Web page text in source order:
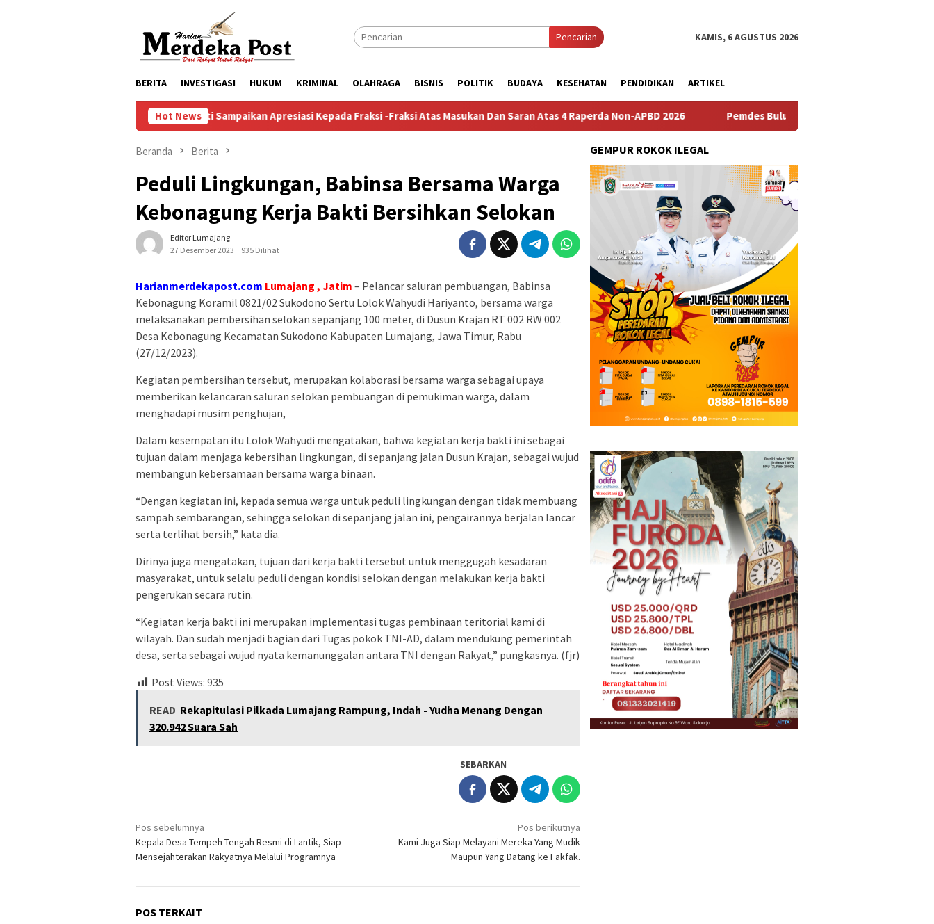
Pencarian KAMIS, 6 AGUSTUS 2026
BERITA INVESTIGASI HUKUM KRIMINAL OLAHRAGA BISNIS POLITIK BUDAYA KESEHATAN PENDIDIKAN ARTIKEL
Hot News
Mas Bupati Sampaikan Apresiasi Kepada Fraksi -Fraksi Atas Masukan Dan Saran Atas 4 Raperda Non-APBD 2026 Pemdes Bulusari Gelar Musrenbangdes Tentang
Beranda Berita
Peduli Lingkungan, Babinsa Bersama Warga
Kebonagung Kerja Bakti Bersihkan Selokan
Editor Lumajang
27 Desember 2023
935 Dilihat
Harianmerdekapost.com Lumajang , Jatim – Pelancar saluran pembuangan, Babinsa
Kebonagung Koramil 0821/02 Sukodono Sertu Lolok Wahyudi Hariyanto, bersama warga
melaksanakan pembersihan selokan sepanjang 100 meter, di Dusun Krajan RT 002 RW 002
Desa Kebonagung Kecamatan Sukodono Kabupaten Lumajang, Jawa Timur, Rabu
(27/12/2023).
Kegiatan pembersihan tersebut, merupakan kolaborasi bersama warga sebagai upaya
memberikan kelancaran saluran selokan pembuangan di pemukiman warga, dalam
menghadapi musim penghujan,
Dalam kesempatan itu Lolok Wahyudi mengatakan, bahwa kegiatan kerja bakti ini sebagai
tujuan dalam menjaga kebersihan lingkungan, di sepanjang jalan Dusun Krajan, sebagai wujud
membangun kebersamaan bersama warga binaan.
“Dengan kegiatan ini, kepada semua warga untuk peduli lingkungan dengan tidak membuang
sampah sembarangan, sehingga selokan di sepanjang jalan ini, pengairannya berjalan lancar
serta terlihat bersih,” kata dia.
Dirinya juga mengatakan, tujuan dari kerja bakti tersebut untuk menggugah kesadaran
masyarakat, untuk selalu peduli dengan kondisi selokan dengan melakukan kerja bakti
pengerukan secara rutin.
“Kegiatan kerja bakti ini merupakan implementasi tugas pembinaan teritorial kami di
wilayah. Dan sudah menjadi bagian dari Tugas pokok TNI-AD, dalam mendukung pemerintah
desa, serta sebagai wujud nyata kemanunggalan antara TNI dengan Rakyat,” pungkasnya. (fjr)
Post Views: 935
READ Rekapitulasi Pilkada Lumajang Rampung, Indah - Yudha Menang Dengan
320.942 Suara Sah
SEBARKAN
Navigasi
pos
Pos sebelumnya
Kepala Desa Tempeh Tengah Resmi di Lantik, Siap
Mensejahterakan Rakyatnya Melalui Programnya
Pos berikutnya
Kami Juga Siap Melayani Mereka Yang Mudik
Maupun Yang Datang ke Fakfak.
POS TERKAIT
GEMPUR ROKOK ILEGAL